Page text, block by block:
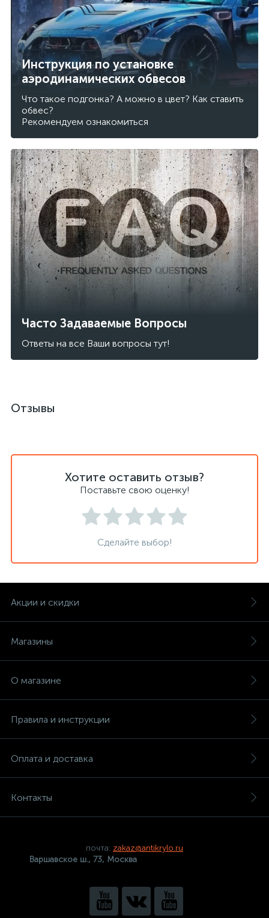
Инструкция по установке
аэродинамических обвесов
Что такое подгонка? А можно в цвет? Как ставить
обвес?
Рекомендуем ознакомиться
Часто Задаваемые Вопросы
Ответы на все Ваши вопросы тут!
Отзывы
Хотите оставить отзыв?
Поставьте свою оценку!
Сделайте выбор!
Акции и скидки
Магазины
О магазине
Правила и инструкции
Оплата и доставка
Контакты
почта: zakaz@antikrylo.ru
Варшавское ш., 73, Москва